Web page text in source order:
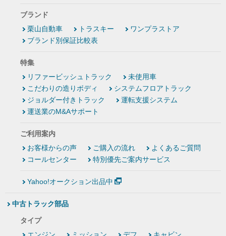
ブランド
栗山自動車
トラスキー
ワンプラストア
ブランド別保証比較表
特集
リファービッシュトラック
未使用車
こだわりの造りボディ
システムフロアトラック
ジョルダー付きトラック
運転支援システム
運送業のM&Aサポート
ご利用案内
お客様からの声
ご購入の流れ
よくあるご質問
コールセンター
特別優先ご案内サービス
Yahoo!オークション出品中
中古トラック部品
タイプ